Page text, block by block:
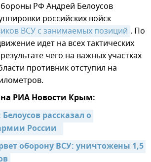
РФ Андрей Белоусов
российских войск
ВСУ с занимаемых позиций . По
идет на всех тактических
чего на важных участках
противник отступил на
РИА Новости Крым:
рассказал о
России
оборону ВСУ: уничтожены 1,5